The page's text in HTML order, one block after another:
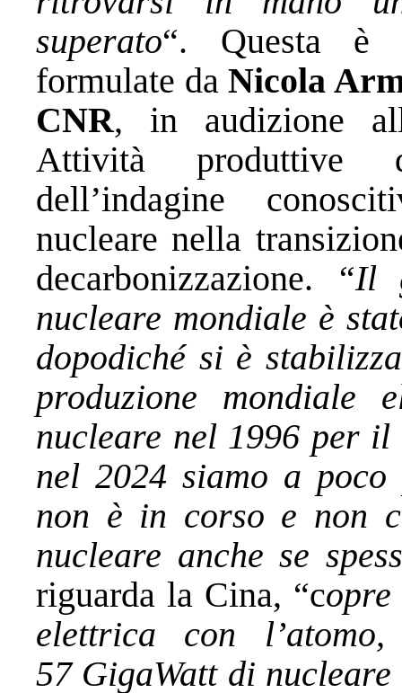
superato“. Questa è
formulate daNicola
CNR, in audizione
Attività produttive
dell’indagine
nucleare nella
decarbonizzazione.
“Il
nucleare mondiale è
dopodiché si è
produzione mondiale
nucleare nel 1996 per
nel 2024 siamo a
non è in corso e non
nucleare anche se
riguarda la Cina, “c
elettrica con
57 GigaWatt di